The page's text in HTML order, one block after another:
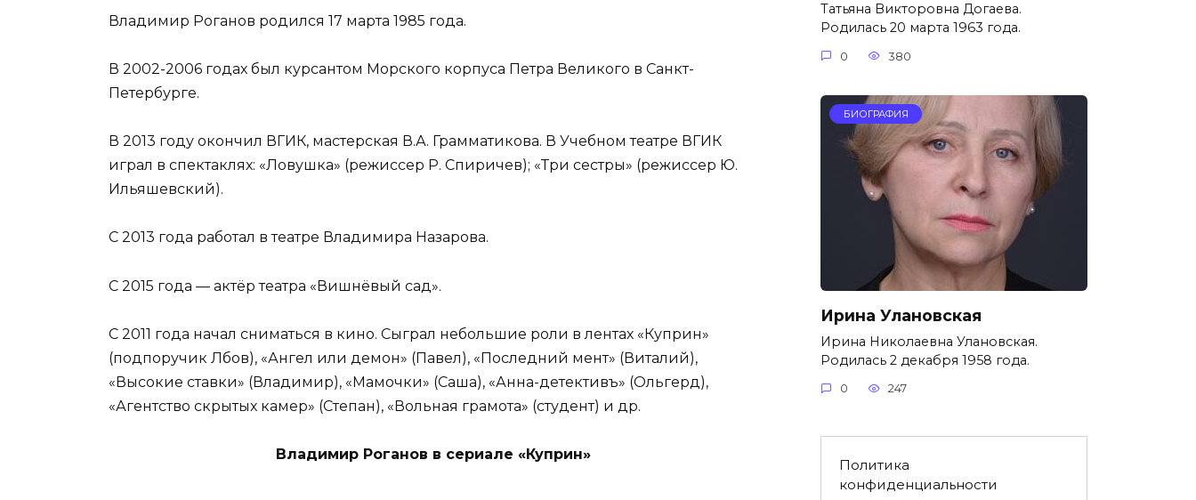
Владимир Роганов родился 17 марта 1985 года.
В 2002-2006 годах был курсантом Морского корпуса Петра Великого в Санкт-
Петербурге.
В 2013 году окончил ВГИК, мастерская В.А. Грамматикова. В Учебном театре ВГИК
играл в спектаклях: «Ловушка» (режиссер Р. Спиричев); «Три сестры» (режиссер Ю.
Ильяшевский).
С 2013 года работал в театре Владимира Назарова.
С 2015 года — актёр театра «Вишнёвый сад».
С 2011 года начал сниматься в кино. Сыграл небольшие роли в лентах «Куприн»
(подпоручик Лбов), «Ангел или демон» (Павел), «Последний мент» (Виталий),
«Высокие ставки» (Владимир), «Мамочки» (Саша), «Анна-детективъ» (Ольгерд),
«Агентство скрытых камер» (Степан), «Вольная грамота» (студент) и др.
Владимир Роганов в сериале «Куприн»
Татьяна Викторовна Догаева.
Родилась 20 марта 1963 года.
0 380
БИОГРАФИЯ
Ирина Улановская
Ирина Николаевна Улановская.
Родилась 2 декабря 1958 года.
0 247
Политика
конфиденциальности